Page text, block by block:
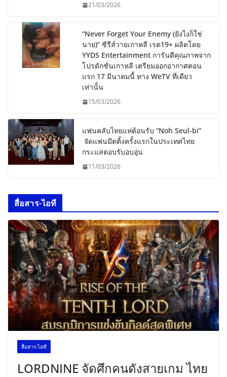
21/03/2026
“Never Forget Your Enemy (ยังไงก็ใช่
นาย)” ซีรีส์วายเกาหลี เรต19+ ผลิตโดย
YYDS Entertainment การันตีคุณภาพจาก
โปรดักชั่นเกาหลี เตรียมออกอากาศตอน
แรก 17 มีนาคมนี้ ทาง WeTV ที่เดียว
เท่านั้น
15/03/2026
แฟนคลับไทยแห่ต้อนรับ “Noh Seul-bi”
จัดแฟนมีตติ้งครั้งแรกในประเทศไทย
กระแสตอบรับอบอุ่น
11/03/2026
สื่อสาร-ไอที
สื่อสาร-ไอที
LORDNINE จัดศึกคนดังสายเกม ไทย